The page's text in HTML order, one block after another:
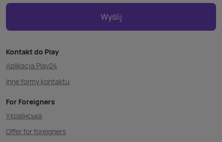
Wyślij
Kontakt do Play
Aplikacja Play24
Inne formy kontaktu
For Foreigners
Українська
Offer for foreigners